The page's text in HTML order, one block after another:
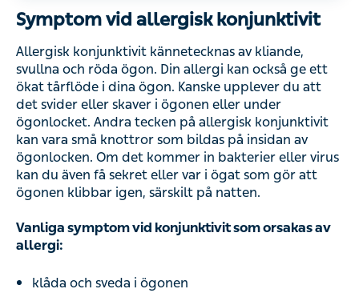
Symptom vid allergisk konjunktivit
Allergisk konjunktivit kännetecknas av kliande,
svullna och röda ögon. Din allergi kan också ge ett
ökat tårflöde i dina ögon. Kanske upplever du att
det svider eller skaver i ögonen eller under
ögonlocket. Andra tecken på allergisk konjunktivit
kan vara små knottror som bildas på insidan av
ögonlocken. Om det kommer in bakterier eller virus
kan du även få sekret eller var i ögat som gör att
ögonen klibbar igen, särskilt på natten.
Vanliga symptom vid konjunktivit som orsakas av
allergi:
klåda och sveda i ögonen